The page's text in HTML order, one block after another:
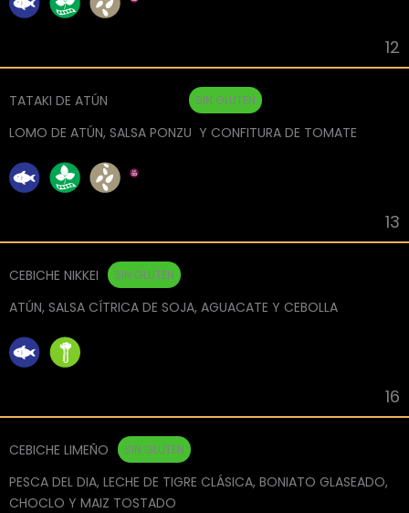
12
TATAKI DE ATÚN SIN GLUTEN
LOMO DE ATÚN, SALSA PONZU Y CONFITURA DE TOMATE
13
CEBICHE NIKKEI SIN GLUTEN
ATÚN, SALSA CÍTRICA DE SOJA, AGUACATE Y CEBOLLA
16
CEBICHE LIMEÑO SIN GLUTEN
PESCA DEL DIA, LECHE DE TIGRE CLÁSICA, BONIATO GLASEADO,
CHOCLO Y MAIZ TOSTADO